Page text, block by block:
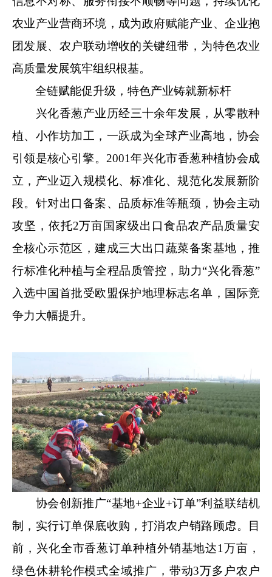
农业产业营商环境，成为政府赋能产业、企业抱
团发展、农户联动增收的关键纽带，为特色农业
高质量发展筑牢组织根基。
全链赋能促升级，特色产业铸就新标杆
兴化香葱产业历经三十余年发展，从零散种
植、小作坊加工，一跃成为全球产业高地，协会
引领是核心引擎。2001年兴化市香葱种植协会成
立，产业迈入规模化、标准化、规范化发展新阶
段。针对出口备案、品质标准等瓶颈，协会主动
攻坚，依托2万亩国家级出口食品农产品质量安
全核心示范区，建成三大出口蔬菜备案基地，推
行标准化种植与全程品质管控，助力“兴化香葱”
入选中国首批受欧盟保护地理标志名单，国际竞
争力大幅提升。
协会创新推广“基地+企业+订单”利益联结机
制，实行订单保底收购，打消农户销路顾虑。目
前，兴化全市香葱订单种植外销基地达1万亩，
绿色休耕轮作模式全域推广，带动3万多户农户